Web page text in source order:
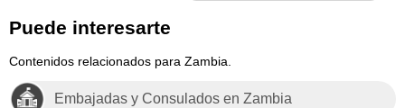
Puede interesarte
Contenidos relacionados para Zambia.
Embajadas y Consulados en Zambia